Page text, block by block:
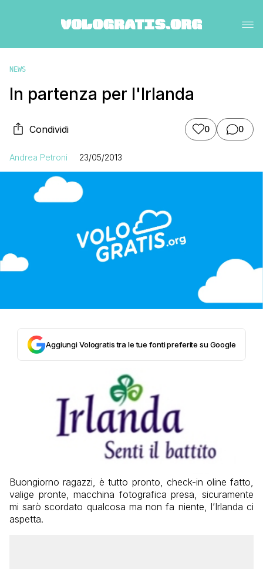
NEWS
In partenza per l'Irlanda
Condividi 0 0
Andrea Petroni 23/05/2013
Aggiungi Vologratis tra le tue fonti preferite su Google
Buongiorno ragazzi, è tutto pronto, check-in oline fatto,
valige pronte, macchina fotografica presa, sicuramente
mi sarò scordato qualcosa ma non fa niente, l’Irlanda ci
aspetta.